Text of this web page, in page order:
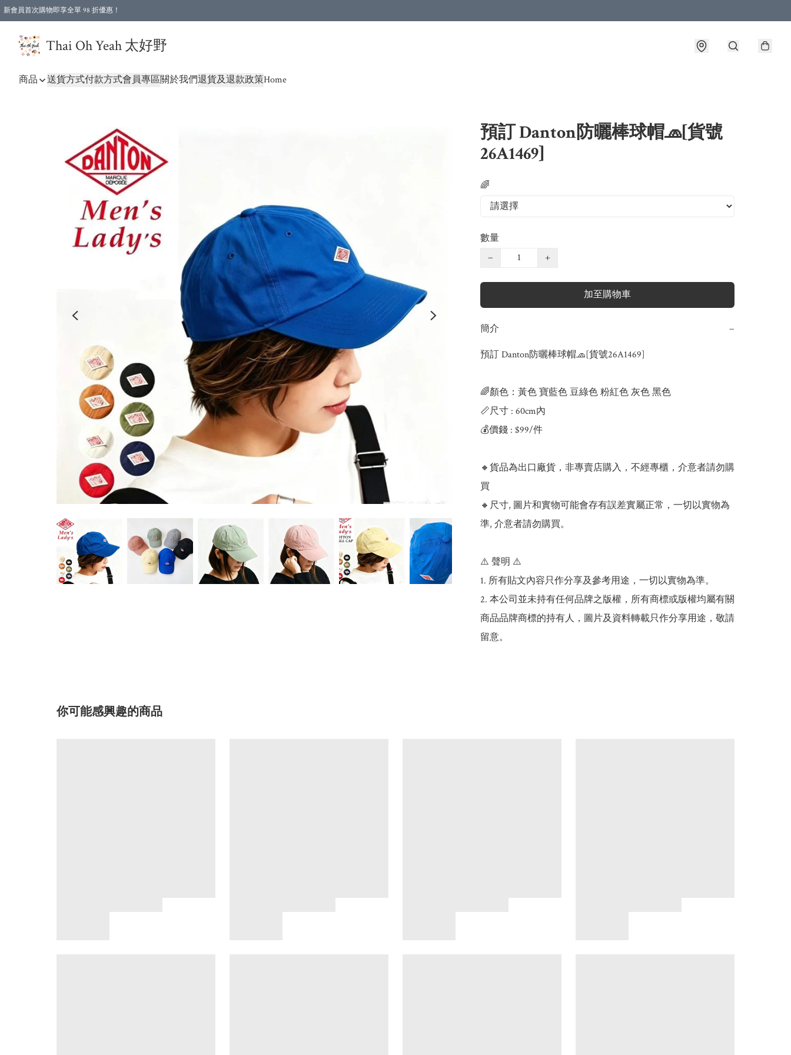
新會員首次購物即享全單 98 折優惠！
Thai Oh Yeah 太好野
商品 送貨方式付款方式會員專區關於我們退貨及退款政策Home
預訂 Danton防曬棒球帽🧢[貨號
26A1469]
🌈
數量
−
+
加至購物車
簡介 −
預訂 Danton防曬棒球帽🧢[貨號26A1469]
🌈顏色：黃色 寶藍色 豆綠色 粉紅色 灰色 黑色
📏尺寸 : 60cm內
💰價錢 : $99/件
🔸貨品為出口廠貨，非專賣店購入，不經專櫃，介意者請勿購
買
🔸尺寸, 圖片和實物可能會存有誤差實屬正常，一切以實物為
準, 介意者請勿購買。
⚠️ 聲明 ⚠️
1. 所有貼文內容只作分享及參考用途，一切以實物為準。
2. 本公司並未持有任何品牌之版權，所有商標或版權均屬有關
商品品牌商標的持有人，圖片及資料轉載只作分享用途，敬請
留意。
你可能感興趣的商品